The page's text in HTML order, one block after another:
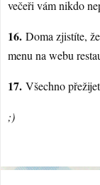
večeři vám nikdo
16. Doma zjistíte,
menu na webu
17. Všechno
;)